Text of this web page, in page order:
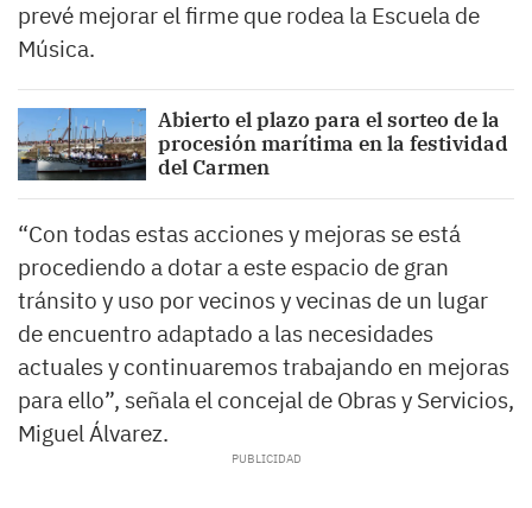
prevé mejorar el firme que rodea la Escuela de
Música.
Abierto el plazo para el sorteo de la
procesión marítima en la festividad
del Carmen
“Con todas estas acciones y mejoras se está
procediendo a dotar a este espacio de gran
tránsito y uso por vecinos y vecinas de un lugar
de encuentro adaptado a las necesidades
actuales y continuaremos trabajando en mejoras
para ello”, señala el concejal de Obras y Servicios,
Miguel Álvarez.